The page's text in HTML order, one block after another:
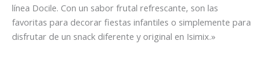
línea Docile. Con un sabor frutal refrescante, son las
favoritas para decorar fiestas infantiles o simplemente para
disfrutar de un snack diferente y original en Isimix.»